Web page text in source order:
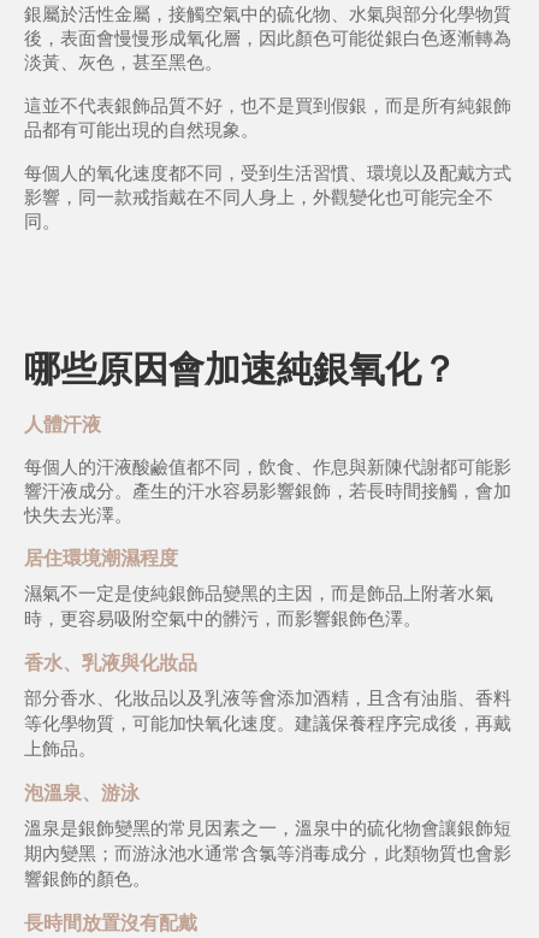
銀屬於活性金屬，接觸空氣中的硫化物、水氣與部分化學物質
後，表面會慢慢形成氧化層，因此顏色可能從銀白色逐漸轉為
淡黃、灰色，甚至黑色。
這並不代表銀飾品質不好，也不是買到假銀，而是所有純銀飾
品都有可能出現的自然現象。
每個人的氧化速度都不同，受到生活習慣、環境以及配戴方式
影響，同一款戒指戴在不同人身上，外觀變化也可能完全不
同。
哪些原因會加速純銀氧化？
人體汗液
每個人的汗液酸鹼值都不同，飲食、作息與新陳代謝都可能影
響汗液成分。產生的汗水容易影響銀飾，若長時間接觸，會加
快失去光澤。
居住環境潮濕程度
濕氣不一定是使純銀飾品變黑的主因，而是飾品上附著水氣
時，更容易吸附空氣中的髒污，而影響銀飾色澤。
香水、乳液與化妝品
部分香水、化妝品以及乳液等會添加酒精，且含有油脂、香料
等化學物質，可能加快氧化速度。建議保養程序完成後，再戴
上飾品。
泡溫泉、游泳
溫泉是銀飾變黑的常見因素之一，溫泉中的硫化物會讓銀飾短
期內變黑；而游泳池水通常含氯等消毒成分，此類物質也會影
響銀飾的顏色。
長時間放置沒有配戴